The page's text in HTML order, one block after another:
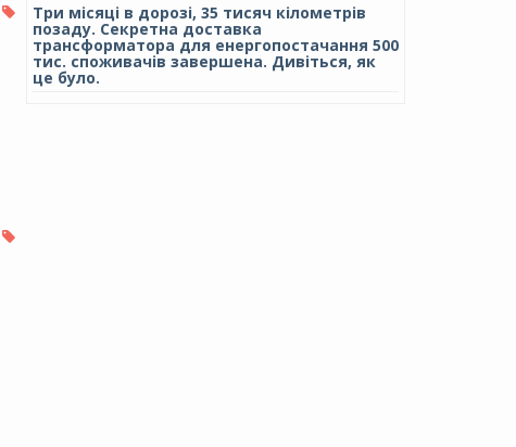
Три місяці в дорозі, 35 тисяч кілометрів
позаду. Секретна доставка
трансформатора для енергопостачання 500
тис. споживачів завершена. Дивіться, як
це було.